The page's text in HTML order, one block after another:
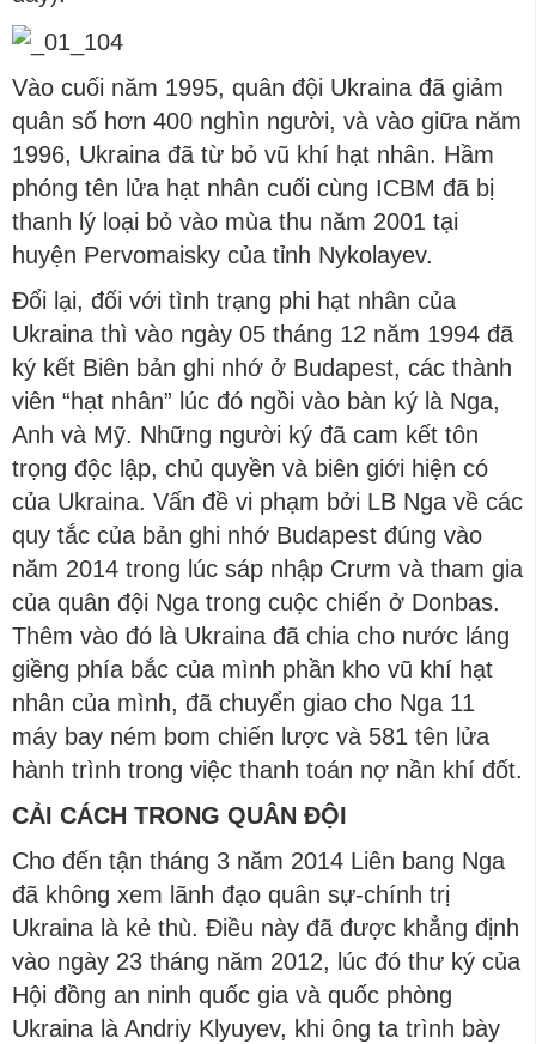
Vào cuối năm 1995, quân đội Ukraina đã giảm
quân số hơn 400 nghìn người, và vào giữa năm
1996, Ukraina đã từ bỏ vũ khí hạt nhân. Hầm
phóng tên lửa hạt nhân cuối cùng ICBM đã bị
thanh lý loại bỏ vào mùa thu năm 2001 tại
huyện Pervomaisky của tỉnh Nykolayev.
Đổi lại, đối với tình trạng phi hạt nhân của
Ukraina thì vào ngày 05 tháng 12 năm 1994 đã
ký kết Biên bản ghi nhớ ở Budapest, các thành
viên “hạt nhân” lúc đó ngồi vào bàn ký là Nga,
Anh và Mỹ. Những người ký đã cam kết tôn
trọng độc lập, chủ quyền và biên giới hiện có
của Ukraina. Vấn đề vi phạm bởi LB Nga về các
quy tắc của bản ghi nhớ Budapest đúng vào
năm 2014 trong lúc sáp nhập Crưm và tham gia
của quân đội Nga trong cuộc chiến ở Donbas.
Thêm vào đó là Ukraina đã chia cho nước láng
giềng phía bắc của mình phần kho vũ khí hạt
nhân của mình, đã chuyển giao cho Nga 11
máy bay ném bom chiến lược và 581 tên lửa
hành trình trong việc thanh toán nợ nần khí đốt.
CẢI CÁCH TRONG QUÂN ĐỘI
Cho đến tận tháng 3 năm 2014 Liên bang Nga
đã không xem lãnh đạo quân sự-chính trị
Ukraina là kẻ thù. Điều này đã được khẳng định
vào ngày 23 tháng năm 2012, lúc đó thư ký của
Hội đồng an ninh quốc gia và quốc phòng
Ukraina là Andriy Klyuyev, khi ông ta trình bày